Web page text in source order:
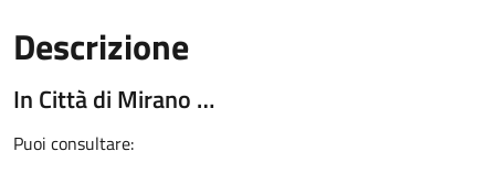
Descrizione
In Città di Mirano …
Puoi consultare: